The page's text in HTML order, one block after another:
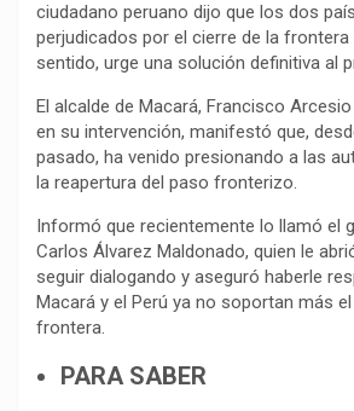
ciudadano peruano dijo que los dos
perjudicados por el cierre de la frontera
sentido, urge una solución definitiva al
El alcalde de Macará, Francisco
en su intervención, manifestó que,
pasado, ha venido presionando a las
la reapertura del paso fronterizo.
Informó que recientemente lo llamó el
Carlos Álvarez Maldonado, quien le
seguir dialogando y aseguró haberle
Macará y el Perú ya no soportan más
frontera.
PARA SABER